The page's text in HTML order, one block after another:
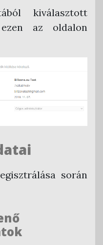
kiválasztott
az oldalon
során